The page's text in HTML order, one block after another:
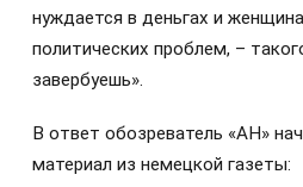
нуждается в деньгах и
политических проблем, –
завербуешь».
В ответ обозреватель «АН»
материал из немецкой газеты: